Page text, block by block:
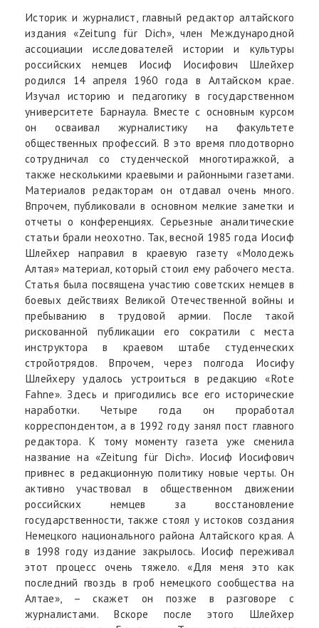
Историк и журналист, главный редактор алтайского
издания «Zeitung für Dich», член Международной
ассоциации исследователей истории и культуры
российских немцев Иосиф Иосифович Шлейхер
родился 14 апреля 1960 года в Алтайском крае.
Изучал историю и педагогику в государственном
университете Барнаула. Вместе с основным курсом
он осваивал журналистику на факультете
общественных профессий. В это время плодотворно
сотрудничал со студенческой многотиражкой, а
также несколькими краевыми и районными газетами.
Материалов редакторам он отдавал очень много.
Впрочем, публиковали в основном мелкие заметки и
отчеты о конференциях. Серьезные аналитические
статьи брали неохотно. Так, весной 1985 года Иосиф
Шлейхер направил в краевую газету «Молодежь
Алтая» материал, который стоил ему рабочего места.
Статья была посвящена участию советских немцев в
боевых действиях Великой Отечественной войны и
пребыванию в трудовой армии. После такой
рискованной публикации его сократили с места
инструктора в краевом штабе студенческих
стройотрядов. Впрочем, через полгода Иосифу
Шлейхеру удалось устроиться в редакцию «Rote
Fahne». Здесь и пригодились все его исторические
наработки. Четыре года он проработал
корреспондентом, а в 1992 году занял пост главного
редактора. К тому моменту газета уже сменила
название на «Zeitung für Dich». Иосиф Иосифович
привнес в редакционную политику новые черты. Он
активно участвовал в общественном движении
российских немцев за восстановление
государственности, также стоял у истоков создания
Немецкого национального района Алтайского края. А
в 1998 году издание закрылось. Иосиф переживал
этот процесс очень тяжело. «Для меня это как
последний гвоздь в гроб немецкого сообщества на
Алтае», – скажет он позже в разговоре с
журналистами. Вскоре после этого Шлейхер